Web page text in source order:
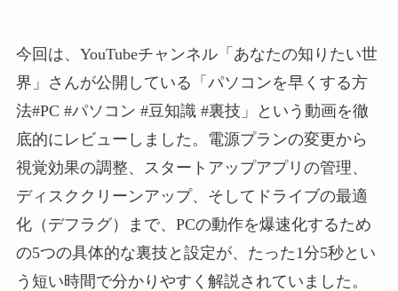
今回は、YouTubeチャンネル「あなたの知りたい世
界」さんが公開している「パソコンを早くする方
法#PC #パソコン #豆知識 #裏技」という動画を徹
底的にレビューしました。電源プランの変更から
視覚効果の調整、スタートアップアプリの管理、
ディスククリーンアップ、そしてドライブの最適
化（デフラグ）まで、PCの動作を爆速化するため
の5つの具体的な裏技と設定が、たった1分5秒とい
う短い時間で分かりやすく解説されていました。